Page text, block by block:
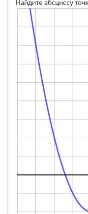
Найдите абсциссу